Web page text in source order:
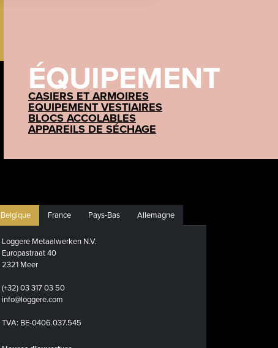
ÉQUIPEMENT
CASIERS ET ARMOIRES
EQUIPEMENT VESTIAIRES
BLOCS ACCOLABLES
APPAREILS DE SÉCHAGE
Belgique France Pays-Bas Allemagne
Loggere Metaalwerken N.V.
Europastraat 40
2321 Meer
(+32) 03 317 03 50
info@loggere.com
TVA: BE-0406.037.545